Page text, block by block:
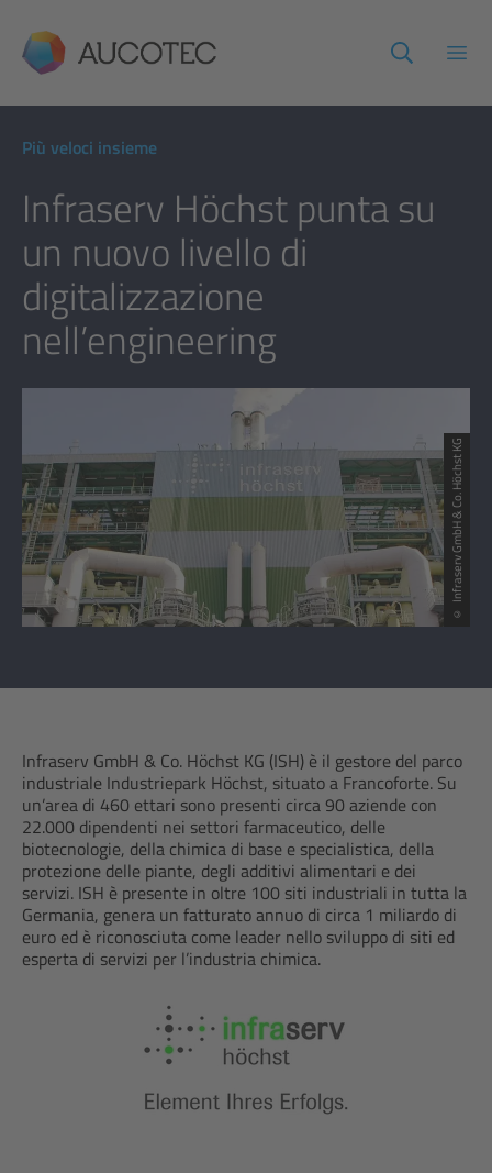
AUCOTEC
Apri
Più veloci insieme
Infraserv Höchst punta su
un nuovo livello di
digitalizzazione
nell’engineering
© Infraserv GmbH & Co. Höchst KG
Infraserv GmbH & Co. Höchst KG (ISH) è il gestore del parco
industriale Industriepark Höchst, situato a Francoforte. Su
un’area di 460 ettari sono presenti circa 90 aziende con
22.000 dipendenti nei settori farmaceutico, delle
biotecnologie, della chimica di base e specialistica, della
protezione delle piante, degli additivi alimentari e dei
servizi. ISH è presente in oltre 100 siti industriali in tutta la
Germania, genera un fatturato annuo di circa 1 miliardo di
euro ed è riconosciuta come leader nello sviluppo di siti ed
esperta di servizi per l’industria chimica.